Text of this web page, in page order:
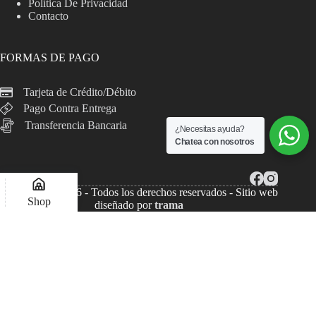
Política De Privacidad
Contacto
FORMAS DE PAGO
Tarjeta de Crédito/Débito
Pago Contra Entrega
Transferencia Bancaria
Copyright © 2026 - Todos los derechos reservados - Sitio web
diseñado portrama
¿Necesitas ayuda?
Chatea con nosotros
Shop